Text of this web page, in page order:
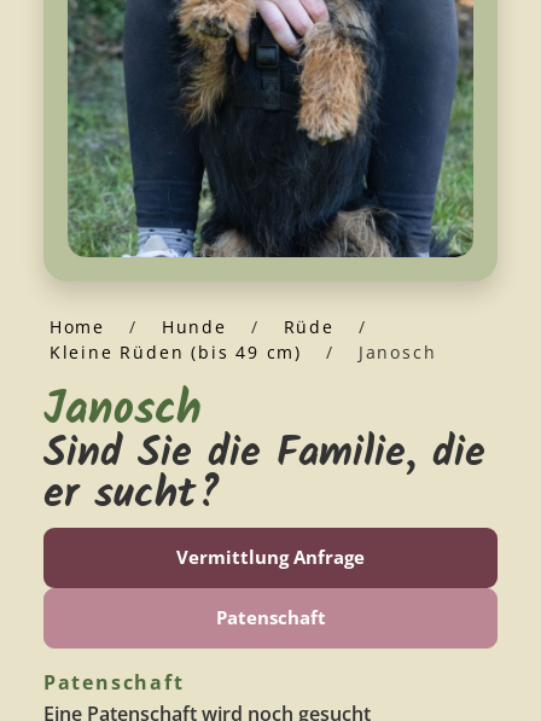
Home / Hunde / Rüde
/
Kleine Rüden (bis 49 cm)
/ Janosch
Janosch
Sind Sie die Familie, die
er sucht?
Vermittlung Anfrage
Patenschaft
Patenschaft
Eine Patenschaft wird noch gesucht